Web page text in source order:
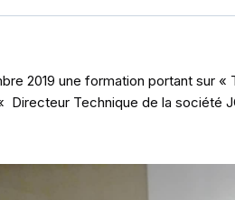
2019 une formation portant sur
Technique de la société